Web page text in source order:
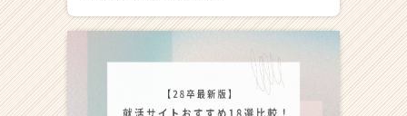
リ
（C